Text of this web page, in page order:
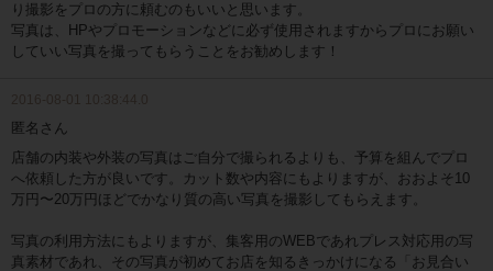
り撮影をプロの方に頼むのもいいと思います。
写真は、HPやプロモーションなどに必ず使用されますからプロにお願い
していい写真を撮ってもらうことをお勧めします！
匿名さん
店舗の内装や外装の写真はご自分で撮られるよりも、予算を組んでプロ
へ依頼した方が良いです。カット数や内容にもよりますが、おおよそ10
万円〜20万円ほどでかなり質の高い写真を撮影してもらえます。
写真の利用方法にもよりますが、集客用のWEBであれプレス対応用の写
真素材であれ、その写真が初めてお店を知るきっかけになる「お見合い